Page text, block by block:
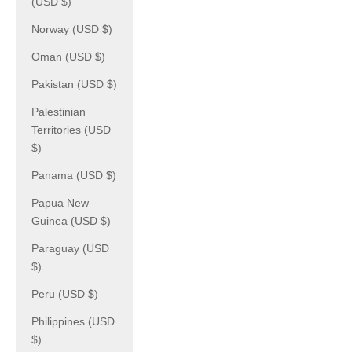
Norway (USD $)
Oman (USD $)
Pakistan (USD $)
Palestinian
Territories (USD
$)
Panama (USD $)
Papua New
Guinea (USD $)
Paraguay (USD
$)
Peru (USD $)
Philippines (USD
$)